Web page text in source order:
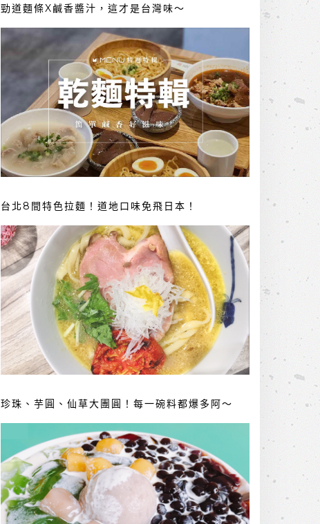
勁道麵條X鹹香醬汁，這才是台灣味～
台北8間特色拉麵！道地口味免飛日本！
珍珠、芋圓、仙草大團圓！每一碗料都爆多阿～